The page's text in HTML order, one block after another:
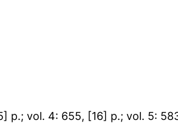
p.; vol. 4: 655, [16] p.; vol. 5: